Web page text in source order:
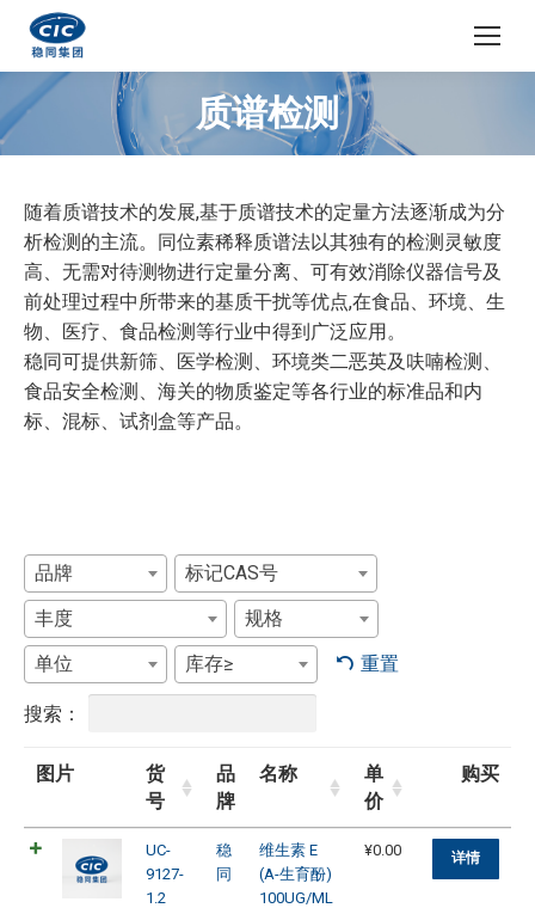
质谱检测
您在这里：
随着质谱技术的发展,基于质谱技术的定量方法逐渐成为分
析检测的主流。同位素稀释质谱法以其独有的检测灵敏度
高、无需对待测物进行定量分离、可有效消除仪器信号及
前处理过程中所带来的基质干扰等优点,在食品、环境、生
物、医疗、食品检测等行业中得到广泛应用。
稳同可提供新筛、医学检测、环境类二恶英及呋喃检测、
食品安全检测、海关的物质鉴定等各行业的标准品和内
标、混标、试剂盒等产品。
品牌
标记CAS号
丰度
规格
单位
库存≥ 重置
搜索：
图片
货
号
品
牌
名称
单
价
购买
UC-
9127-
1.2
稳
同
维生素 E
(A-生育酚)
100UG/ML
¥0.00 详情